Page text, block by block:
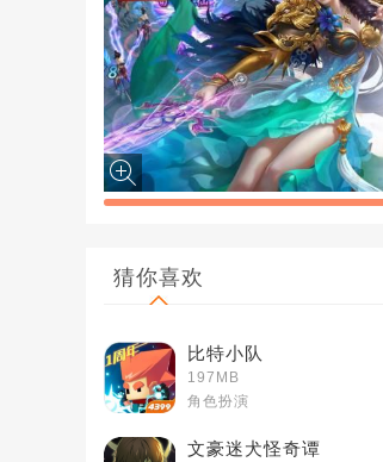
猜你喜欢
比特小队
197MB
角色扮演
文豪迷犬怪奇谭